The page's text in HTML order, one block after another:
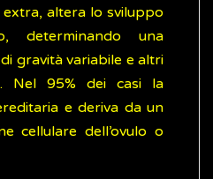
altera lo sviluppo
determinando una
gravità variabile e altri
Nel 95% dei casi la
e deriva da un
cellulare dell’ovulo o